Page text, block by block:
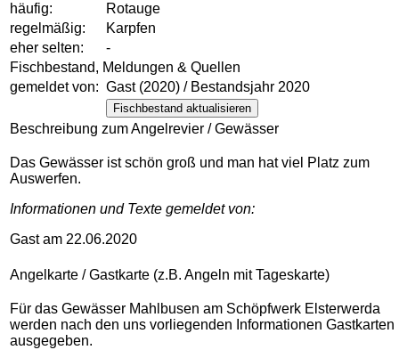
häufig:
Rotauge
regelmäßig:
Karpfen
eher selten:
-
Fischbestand, Meldungen & Quellen
gemeldet von: Gast (2020) / Bestandsjahr 2020
Fischbestand aktualisieren
Beschreibung zum Angelrevier / Gewässer
Das Gewässer ist schön groß und man hat viel Platz zum
Auswerfen.
Informationen und Texte gemeldet von:
Gast am 22.06.2020
Angelkarte / Gastkarte (z.B. Angeln mit Tageskarte)
Für das Gewässer Mahlbusen am Schöpfwerk Elsterwerda
werden nach den uns vorliegenden Informationen Gastkarten
ausgegeben.